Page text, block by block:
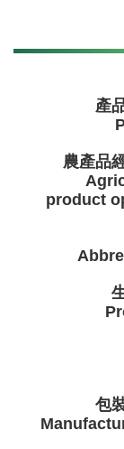
產
農產品
product
包